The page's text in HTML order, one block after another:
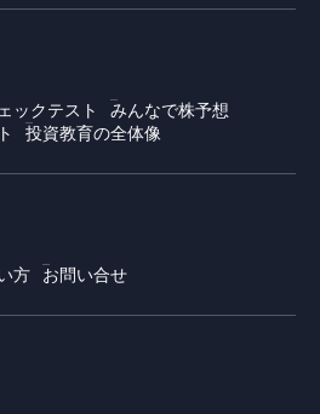
ックテスト
みんなで株予想
投資教育の全体像
方 お問い合せ